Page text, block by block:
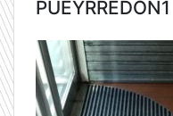
PUEYRREDON1